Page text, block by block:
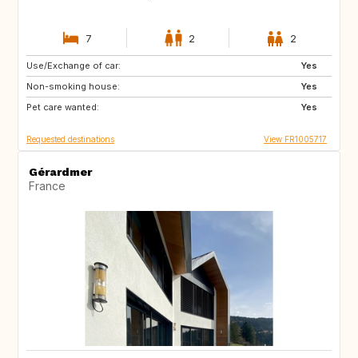
7 2 2
Use/Exchange of car:
Yes
Non-smoking house:
Yes
Pet care wanted:
Yes
IS
GB
DE
Requested destinations View FR1005717
Gérardmer
France